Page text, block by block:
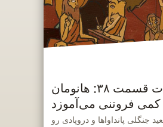
ماهابهارات قسمت ۳۸: هانومان
کمی فروتنی می‌آموزد
جنگلی پانداواها و دروپادی رو